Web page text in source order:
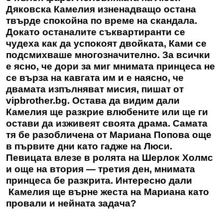
Дяковска Камелия изненадващо остана
твърде спокойна по време на скандала.
Докато останалите съквартиранти се
чудеха как да успокоят двойката, Ками се
подсмихваше многозначително. За всички
е ясно, че дори за миг мнимата принцеса не
се върза на кавгата им и е наясно, че
двамата изпълняват мисия, пишат от
vipbrother.bg. Остава да видим дали
Камелия ще разкрие влюбените или ще ги
остави да изживеят своята драма. Самата
тя бе разобличена от Мариана Попова още
в първите дни като гадже на Люси.
Певицата влезе в ролята на Шерлок Холмс
и още на втория — третия ден, мнимата
принцеса бе разкрита. Интересно дали
Камелия ще върне жеста на Мариана като
провали и нейната задача?